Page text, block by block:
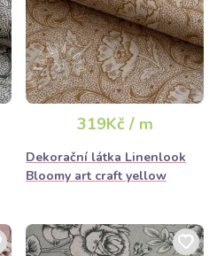
319Kč / m
Dekorační látka Linenlook
Bloomy art craft yellow